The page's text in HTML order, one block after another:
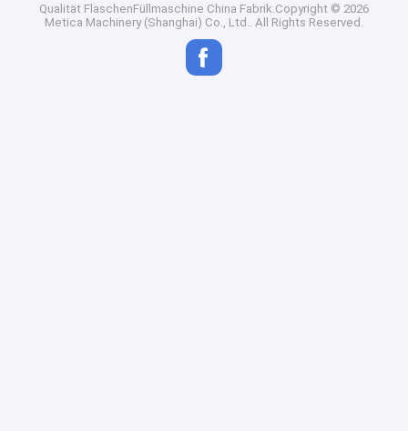
Qualität FlaschenFüllmaschine China Fabrik.Copyright © 2026
Metica Machinery (Shanghai) Co., Ltd.. All Rights Reserved.